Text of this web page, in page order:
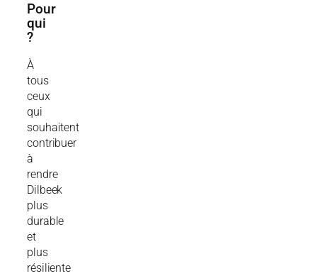
Pour
qui
?
À
tous
ceux
qui
souhaitent
contribuer
à
rendre
Dilbeek
plus
durable
et
plus
résiliente